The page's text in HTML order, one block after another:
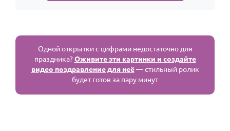
Одной открытки с цифрами недостаточно для
праздника?Оживите эти картинки и создайте
видео поздравление для неё— стильный ролик
будет готов за пару минут